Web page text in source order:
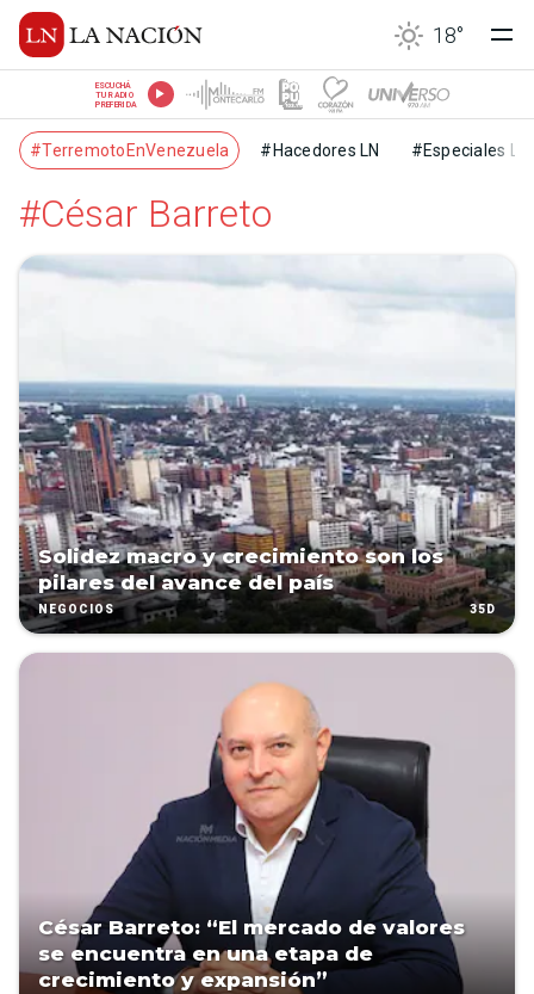
18°
ESCUCHÁ
TU RADIO
PREFERIDA
#TerremotoEnVenezuela #Hacedores LN #Especiales LN
#César Barreto
Solidez macro y crecimiento son los
pilares del avance del país
NEGOCIOS 35D
César Barreto: “El mercado de valores
se encuentra en una etapa de
crecimiento y expansión”